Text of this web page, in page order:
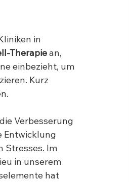
in
Therapie an,
einbezieht, um
Kurz
Verbesserung
Entwicklung
Stresses. Im
in unserem
hat